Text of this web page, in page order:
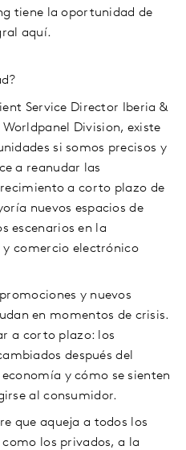
tiene la oportunidad de
aquí.
Service Director Iberia &
Division, existe
si somos precisos y
a reanudar las
a corto plazo de
nuevos espacios de
escenarios en la
comercio electrónico
y nuevos
en momentos de crisis.
a corto plazo: los
después del
y cómo se sienten
al consumidor.
que aqueja a todos los
los privados, a la